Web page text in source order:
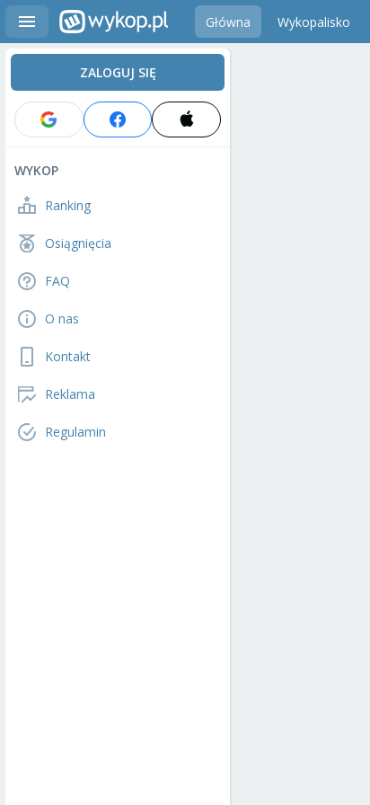
Główna Wykopalisko
ZALOGUJ SIĘ
WYKOP
Ranking
Osiągnięcia
FAQ
O nas
Kontakt
Reklama
Regulamin